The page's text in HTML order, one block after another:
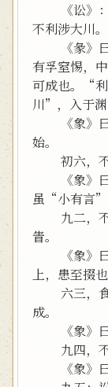
《讼》：
不利涉大川。
《彖》曰
有孚窒惕，
可成也。“
川”，入于渊
《象》曰
始。
初六，不
《象》曰
虽“小有言”
九二，不
眚。
《象》曰
上，患至掇也
六三，食
成。
《象》曰
九四，不
《象》曰